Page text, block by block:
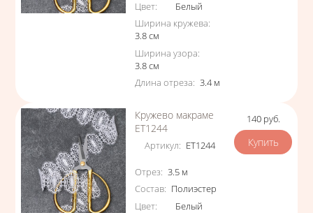
Цвет:
Белый
Ширина кружева:
3.8см
Ширина узора:
3.8см
Длина отреза: 3.4 м
Кружево макраме
ЕТ1244
Артикул: ЕТ1244
Характеристики
Отрез: 3.5 м
Состав: Полиэстер
Цвет:
Белый
Цена
140 руб.